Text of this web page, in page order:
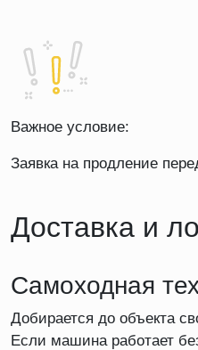
Важное условие:
Заявка на продление
Доставка и
Самоходная
Добирается до объекта
Если машина работает